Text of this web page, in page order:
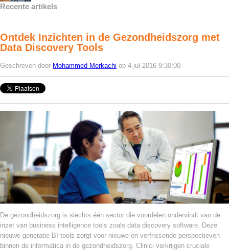
Recente artikels
Ontdek Inzichten in de Gezondheidszorg met
Data Discovery Tools
Geschreven door Mohammed Merkachi op 4-jul-2016 9:30:00
De gezondheidszorg is slechts één sector die voordelen ondervindt van de
inzet van business intelligence tools zoals data discovery software. Deze
nieuwe generatie BI-tools zorgt voor nieuwe en verfrissende perspectieven
binnen de informatica in de gezondheidszorg. Clinici verkrijgen cruciale